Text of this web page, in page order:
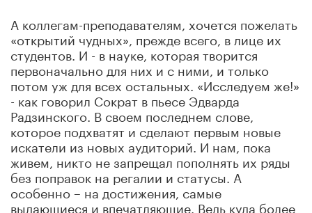
А коллегам-преподавателям, хочется пожелать
«открытий чудных», прежде всего, в лице их
студентов. И - в науке, которая творится
первоначально для них и с ними, и только
потом уж для всех остальных. «Исследуем же!»
- как говорил Сократ в пьесе Эдварда
Радзинского. В своем последнем слове,
которое подхватят и сделают первым новые
искатели из новых аудиторий. И нам, пока
живем, никто не запрещал пополнять их ряды
без поправок на регалии и статусы. А
особенно – на достижения, самые
выдающиеся и впечатляющие. Ведь куда более